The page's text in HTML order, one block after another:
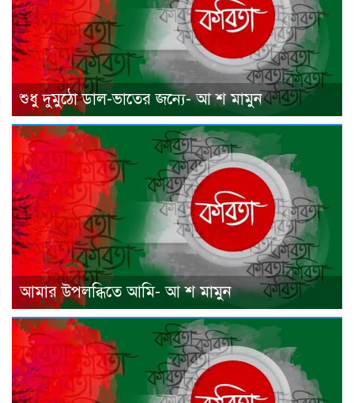
শুধু দুমুঠো ডাল-ভাতের জন্যে- আ শ মামুন
আমার উপলব্ধিতে আমি- আ শ মামুন